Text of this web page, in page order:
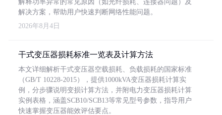
解释功率异常的常见原因（如光纤损耗、连接器问题）及
解决方案，帮助用户快速判断网络性能问题。
2026年8月4日
干式变压器损耗标准一览表及计算方法
本文详细解析干式变压器空载损耗、负载损耗的国家标准
（GB/T 10228-2015），提供1000kVA变压器损耗计算实
例，分步骤说明变损计算方法，并附电力变压器损耗计算
实例表格，涵盖SCB10/SCB13等常见型号参数，指导用户
快速掌握变压器能效评估要点。